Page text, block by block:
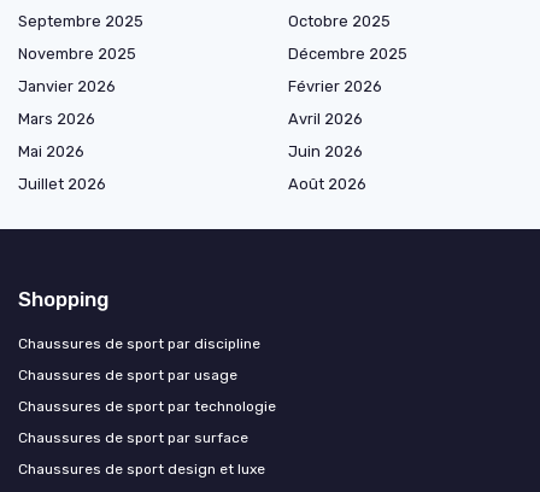
Septembre 2025
Octobre 2025
Novembre 2025
Décembre 2025
Janvier 2026
Février 2026
Mars 2026
Avril 2026
Mai 2026
Juin 2026
Juillet 2026
Août 2026
Shopping
Chaussures de sport par discipline
Chaussures de sport par usage
Chaussures de sport par technologie
Chaussures de sport par surface
Chaussures de sport design et luxe